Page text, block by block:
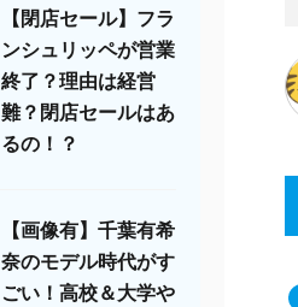
【閉店セール】フラ
ンシュリッペが営業
終了？理由は経営
難？閉店セールはあ
るの！？
【画像有】千葉有希
奈のモデル時代がす
ごい！高校＆大学や